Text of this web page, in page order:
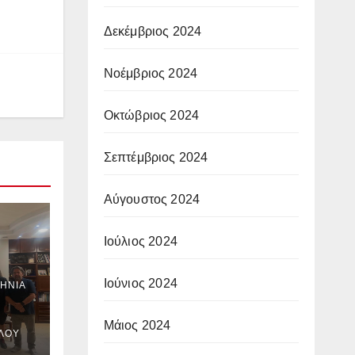
Δεκέμβριος 2024
Νοέμβριος 2024
Οκτώβριος 2024
Σεπτέμβριος 2024
Αύγουστος 2024
Ιούλιος 2024
Ιούνιος 2024
Μάιος 2024